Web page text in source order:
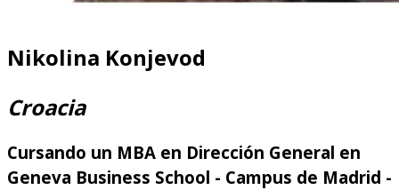
Nikolina Konjevod
Croacia
Cursando un MBA en Dirección General en
Geneva Business School - Campus de Madrid -